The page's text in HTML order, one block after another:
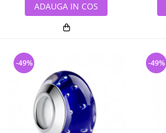
ADAUGA IN COS
-49% -49%